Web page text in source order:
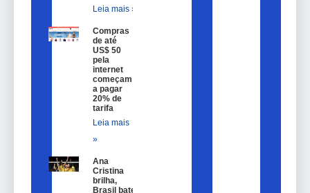
Leia mais »
Compras
de até
US$ 50
pela
internet
começam
a pagar
20% de
tarifa
Leia mais
»
Ana
Cristina
brilha,
Brasil bate